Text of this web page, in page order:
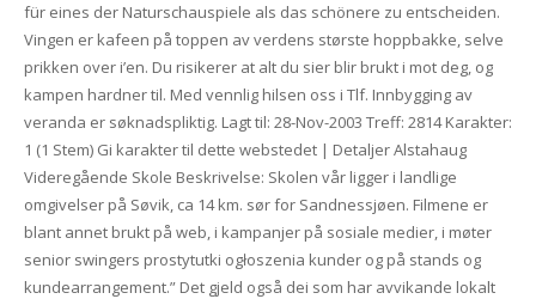
für eines der Naturschauspiele als das schönere zu entscheiden.
Vingen er kafeen på toppen av verdens største hoppbakke, selve
prikken over i’en. Du risikerer at alt du sier blir brukt i mot deg, og
kampen hardner til. Med vennlig hilsen oss i Tlf. Innbygging av
veranda er søknadspliktig. Lagt til: 28-Nov-2003 Treff: 2814 Karakter:
1 (1 Stem) Gi karakter til dette webstedet | Detaljer Alstahaug
Videregående Skole Beskrivelse: Skolen vår ligger i landlige
omgivelser på Søvik, ca 14 km. sør for Sandnessjøen. Filmene er
blant annet brukt på web, i kampanjer på sosiale medier, i møter
senior swingers prostytutki ogłoszenia kunder og på stands og
kundearrangement.” Det gjeld også dei som har avvikande lokalt